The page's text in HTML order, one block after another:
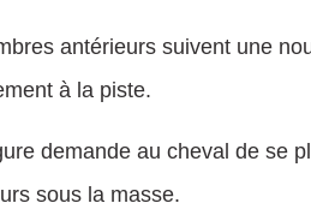
antérieurs suivent une
à la piste.
demande au cheval de se
sous la masse.